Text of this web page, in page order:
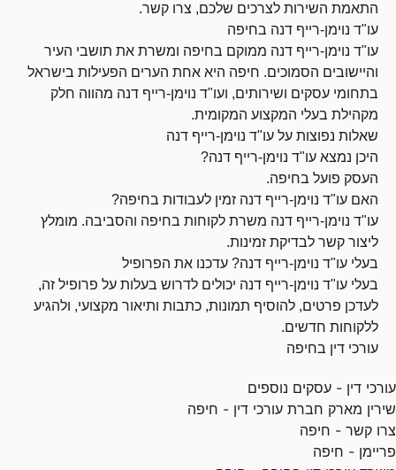
התאמת השירות לצרכים שלכם, צרו קשר.
עו"ד נוימן-רייף דנה בחיפה
עו"ד נוימן-רייף דנה ממוקם בחיפה ומשרת את תושבי העיר
והיישובים הסמוכים. חיפה היא אחת הערים הפעילות בישראל
בתחומי עסקים ושירותים, ועו"ד נוימן-רייף דנה מהווה חלק
מקהילת בעלי המקצוע המקומית.
שאלות נפוצות על עו"ד נוימן-רייף דנה
היכן נמצא עו"ד נוימן-רייף דנה?
העסק פועל בחיפה.
האם עו"ד נוימן-רייף דנה זמין לעבודות בחיפה?
עו"ד נוימן-רייף דנה משרת לקוחות בחיפה והסביבה. מומלץ
ליצור קשר לבדיקת זמינות.
בעלי עו"ד נוימן-רייף דנה? עדכנו את הפרופיל
בעלי עו"ד נוימן-רייף דנה יכולים לדרוש בעלות על פרופיל זה,
לעדכן פרטים, להוסיף תמונות, כתבות ותיאור מקצועי, ולהגיע
ללקוחות חדשים.
עורכי דין בחיפה
עורכי דין - עסקים נוספים
שירין מארק חברת עורכי דין - חיפה
צרו קשר - חיפה
פריימן - חיפה